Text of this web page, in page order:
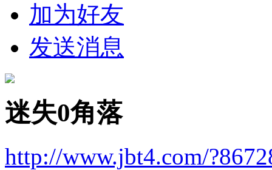
加为好友
发送消息
迷失0角落
http://www.jbt4.com/